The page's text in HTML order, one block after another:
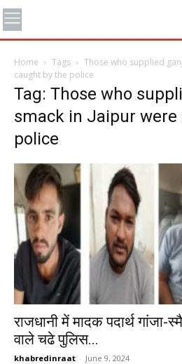
Home Tags
Those who supplied
caught by the police
Tag: Those who
smack in Jaipur were
police
राजधानी में मादक पदार्थ
वाले चढे पुलिस...
khabredinraat - June 9, 2024